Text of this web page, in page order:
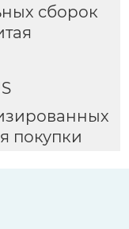
сборок
покупки